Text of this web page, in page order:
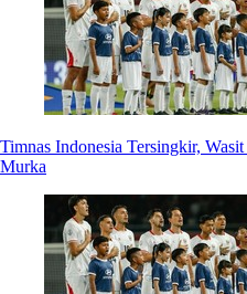
Timnas Indonesia Tersingkir,
Murka